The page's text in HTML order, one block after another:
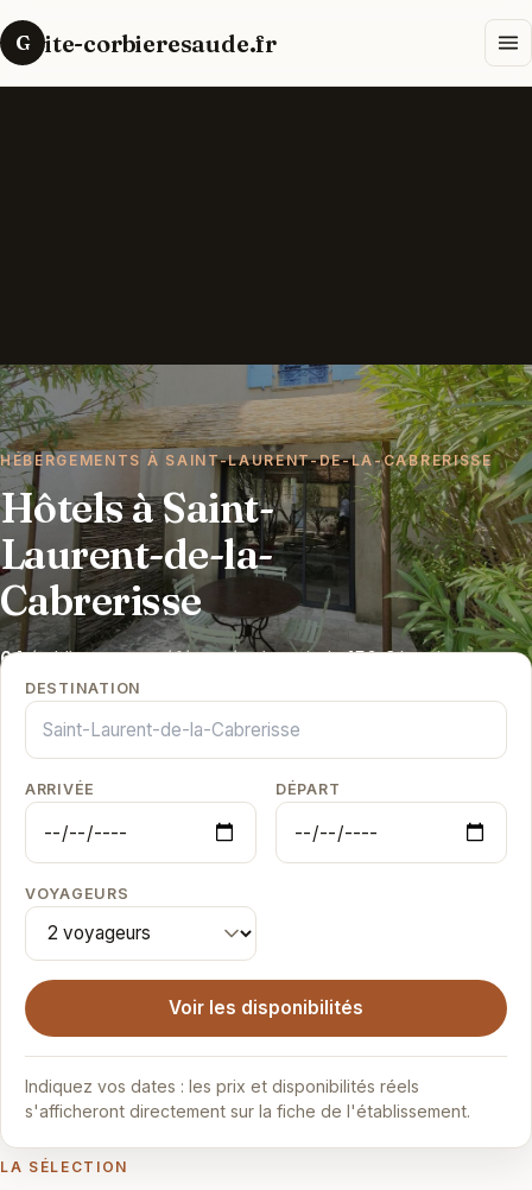
G ite-corbieresaude.fr
HÉBERGEMENTS À SAINT-LAURENT-DE-LA-CABRERISSE
Hôtels à Saint-
Laurent-de-la-
Cabrerisse
64établissements référencés•à partir de150 €la nuit•
Sans frais de réservation
Vos dates de séjour à Saint-
DESTINATION
ARRIVÉE DÉPART
VOYAGEURS
Voir les disponibilités
Indiquez vos dates : les prix et disponibilités réels
s'afficheront directement sur la fiche de l'établissement.
LA SÉLECTION